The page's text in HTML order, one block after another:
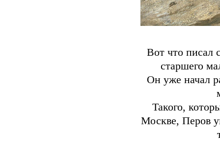
Вот что писал
старшего
Он уже начал
Такого,
Москве, Перов